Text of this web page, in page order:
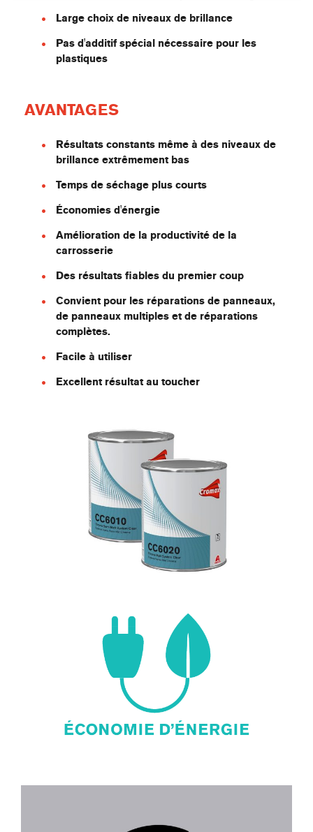
Large choix de niveaux de brillance
Pas d'additif spécial nécessaire pour les
plastiques
AVANTAGES
Résultats constants même à des niveaux de
brillance extrêmement bas
Temps de séchage plus courts
Économies d'énergie
Amélioration de la productivité de la
carrosserie
Des résultats fiables du premier coup
Convient pour les réparations de panneaux,
de panneaux multiples et de réparations
complètes.
Facile à utiliser
Excellent résultat au toucher